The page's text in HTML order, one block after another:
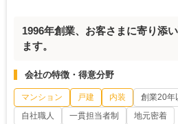
1996年創業、お客さまに寄り添
ます。
会社の特徴・得意分野
マンション 戸建 内装 創業20年
自社職人
一貫担当者制 地元密着